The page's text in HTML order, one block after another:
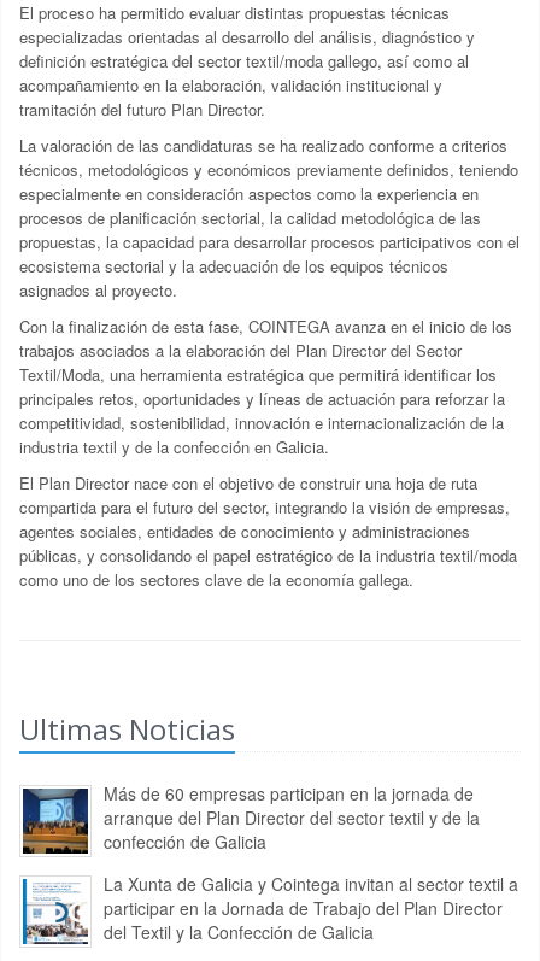
El proceso ha permitido evaluar distintas propuestas técnicas
especializadas orientadas al desarrollo del análisis, diagnóstico y
definición estratégica del sector textil/moda gallego, así como al
acompañamiento en la elaboración, validación institucional y
tramitación del futuro Plan Director.
La valoración de las candidaturas se ha realizado conforme a criterios
técnicos, metodológicos y económicos previamente definidos, teniendo
especialmente en consideración aspectos como la experiencia en
procesos de planificación sectorial, la calidad metodológica de las
propuestas, la capacidad para desarrollar procesos participativos con el
ecosistema sectorial y la adecuación de los equipos técnicos
asignados al proyecto.
Con la finalización de esta fase, COINTEGA avanza en el inicio de los
trabajos asociados a la elaboración del Plan Director del Sector
Textil/Moda, una herramienta estratégica que permitirá identificar los
principales retos, oportunidades y líneas de actuación para reforzar la
competitividad, sostenibilidad, innovación e internacionalización de la
industria textil y de la confección en Galicia.
El Plan Director nace con el objetivo de construir una hoja de ruta
compartida para el futuro del sector, integrando la visión de empresas,
agentes sociales, entidades de conocimiento y administraciones
públicas, y consolidando el papel estratégico de la industria textil/moda
como uno de los sectores clave de la economía gallega.
Ultimas Noticias
Más de 60 empresas participan en la jornada de
arranque del Plan Director del sector textil y de la
confección de Galicia
La Xunta de Galicia y Cointega invitan al sector textil a
participar en la Jornada de Trabajo del Plan Director
del Textil y la Confección de Galicia